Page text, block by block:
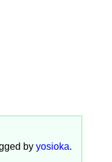
by yosioka.